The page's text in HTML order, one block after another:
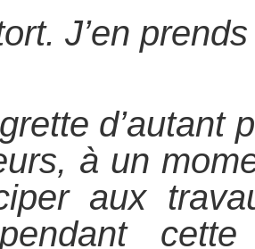
J’en
d’autant
à un
aux
cette